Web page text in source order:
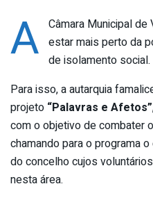
A Câmara Municipal de
estar mais perto da
de isolamento social.
Para isso, a autarquia
projeto “Palavras e Afetos”
com o objetivo de combater
chamando para o programa
do concelho cujos
nesta área.